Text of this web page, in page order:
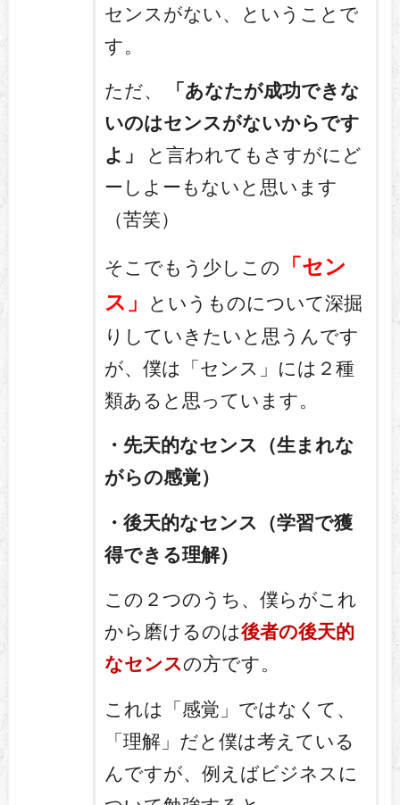
センスがない、ということで
す。
ただ、
「あなたが成功できな
いのはセンスがないからです
よ」
と言われてもさすがにど
ーしよーもないと思います
（苦笑）
そこでもう少しこの
「セン
ス」
というものについて深掘
りしていきたいと思うんです
が、僕は「センス」には２種
類あると思っています。
・先天的なセンス（生まれな
がらの感覚）
・後天的なセンス（学習で獲
得できる理解）
この２つのうち、僕らがこれ
から磨けるのは後者の後天的
なセンスの方です。
これは「感覚」ではなくて、
「理解」だと僕は考えている
んですが、例えばビジネスに